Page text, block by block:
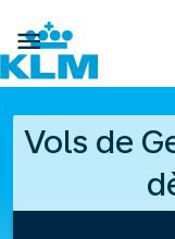

Vols de